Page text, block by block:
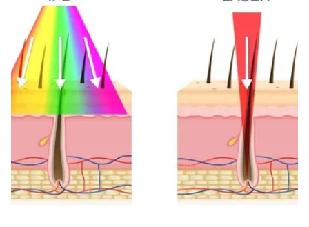
840pcs LED Device Infrarrojo de cuerpo completo para aumentar el sueño cama de terapia de luz roja con soporte